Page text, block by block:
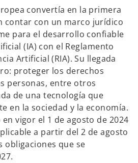
p
s
a
a
n
u
v
a
p
s
t
a
a
n
u
v
a
convertía en la primera
contar con un marco jurídico
para el desarrollo confiable
(IA) con el Reglamento
Artificial (RIA). Su llegada
proteger los derechos
personas, entre otros
de una tecnología que
en la sociedad y la economía.
vigor el 1 de agosto de 2024
a partir del 2 de agosto
obligaciones que se